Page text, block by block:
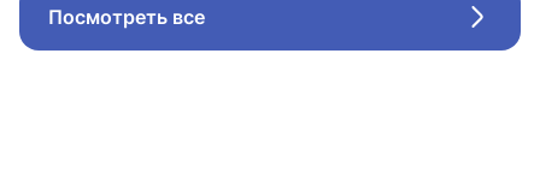
Посмотреть все